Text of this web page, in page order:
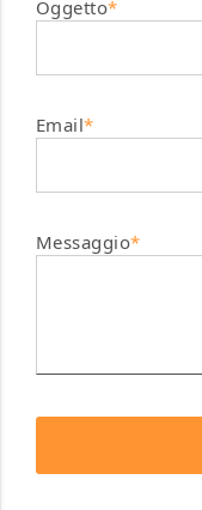
Oggetto*
Email*
Messaggio*